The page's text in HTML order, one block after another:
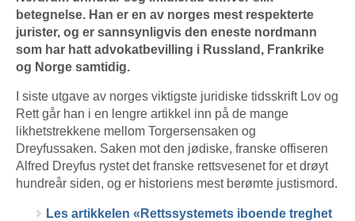
betegnelse. Han er en av norges mest respekterte
jurister, og er sannsynligvis den eneste nordmann
som har hatt advokatbevilling i Russland, Frankrike
og Norge samtidig.
I siste utgave av norges viktigste juridiske tidsskrift Lov og
Rett går han i en lengre artikkel inn på de mange
likhetstrekkene mellom Torgersensaken og
Dreyfussaken. Saken mot den jødiske, franske offiseren
Alfred Dreyfus rystet det franske rettsvesenet for et drøyt
hundreår siden, og er historiens mest berømte justismord.
Les artikkelen «Rettssystemets iboende treghet